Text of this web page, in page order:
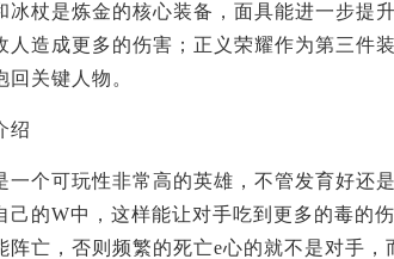
冰杖是炼金的核心装备，面具能进一步提
人造成更多的伤害；正义荣耀作为第三件
回关键人物。
绍
一个可玩性非常高的英雄，不管发育好还
己的W中，这样能让对手吃到更多的毒的
阵亡，否则频繁的死亡e心的就不是对手